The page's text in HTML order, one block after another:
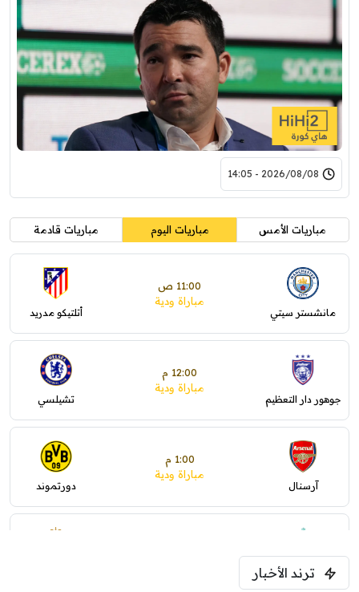
2026/08/08 - 14:05
مباريات الأمس مباريات اليوم مباريات قادمة
مانشستر سيتي
11:00 ص
مباراة ودية
أتلتيكو مدريد
جوهور دار التعظيم
12:00 م
مباراة ودية
تشيلسي
آرسنال
1:00 م
مباراة ودية
دورتموند
ليفربول
ترند الأخبار